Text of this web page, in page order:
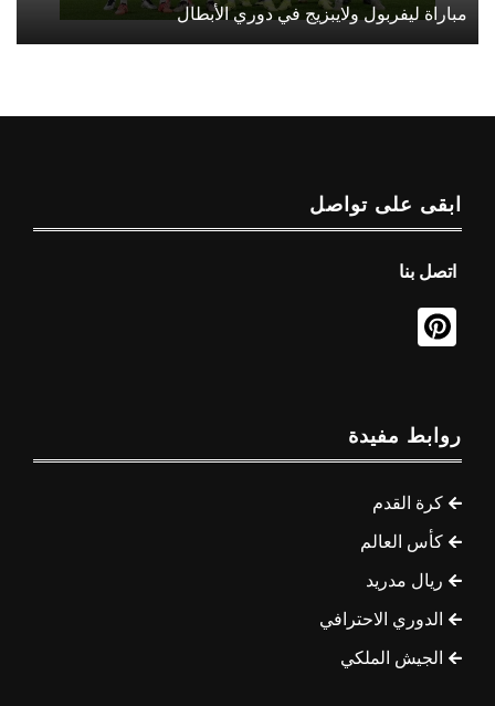
مباراة ليفربول ولايبزيج في دوري الأبطال
ابقى على تواصل
اتصل بنا
روابط مفيدة
كرة القدم
كأس العالم
ريال مدريد
الدوري الاحترافي
الجيش الملكي